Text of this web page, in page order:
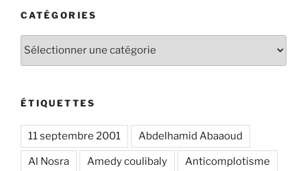
CATÉGORIES
Catégories
ÉTIQUETTES
11 septembre 2001 Abdelhamid Abaaoud
Al Nosra Amedy coulibaly Anticomplotisme